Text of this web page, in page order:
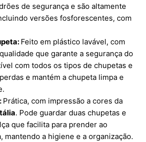
de segurança e são altamente
versões fosforescentes, com
Feito em plástico lavável, com
que garante a segurança do
com todos os tipos de chupetas e
e mantém a chupeta limpa e
Prática, com impressão a cores da
. Pode guardar duas chupetas e
que facilita para prender ao
mantendo a higiene e a organização.